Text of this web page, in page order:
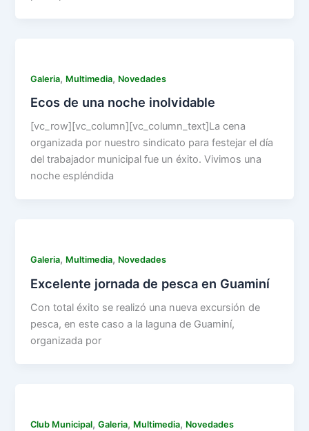
Galeria, Multimedia, Novedades
Ecos de una noche inolvidable
[vc_row][vc_column][vc_column_text]La cena
organizada por nuestro sindicato para festejar el día
del trabajador municipal fue un éxito. Vivimos una
noche espléndida
Galeria, Multimedia, Novedades
Excelente jornada de pesca en Guaminí
Con total éxito se realizó una nueva excursión de
pesca, en este caso a la laguna de Guaminí,
organizada por
Club Municipal,Galeria, Multimedia, Novedades